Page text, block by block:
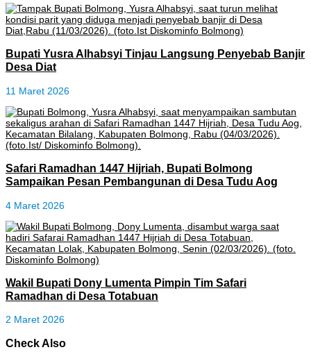
Bupati Yusra Alhabsyi Tinjau Langsung Penyebab Banjir
Desa Diat
11 Maret 2026
Safari Ramadhan 1447 Hijriah, Bupati Bolmong
Sampaikan Pesan Pembangunan di Desa Tudu Aog
4 Maret 2026
Wakil Bupati Dony Lumenta Pimpin Tim Safari
Ramadhan di Desa Totabuan
2 Maret 2026
Check Also